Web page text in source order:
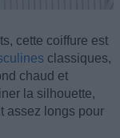
cette coiffure est
classiques,
chaud et
la silhouette,
assez longs pour